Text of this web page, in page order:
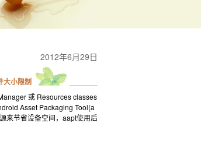
2012年6月29日
大小限制
或 Resources classes
Asset Packaging Tool(a
来节省设备空间，aapt使用后